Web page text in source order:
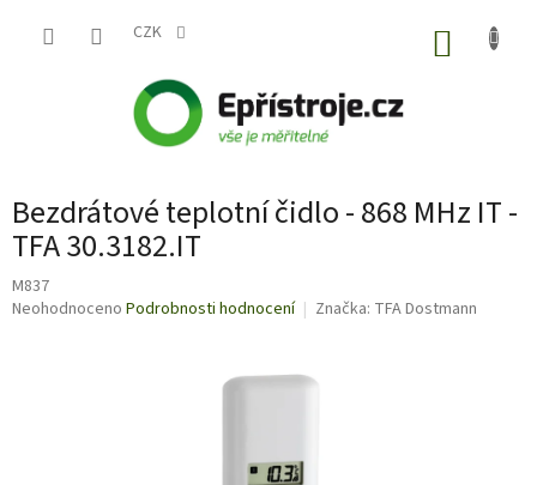
CZK
Bezdrátové teplotní čidlo - 868 MHz IT -
TFA 30.3182.IT
M837
Průměrné
Neohodnoceno Podrobnosti hodnocení Značka: TFA Dostmann